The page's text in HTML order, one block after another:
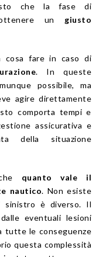
che la fase di
un giusto
cosa fare in caso di
. In queste
possibile, ma
agire direttamente
comporta tempi e
assicurativa e
della situazione
quanto vale il
nautico. Non esiste
sinistro è diverso. Il
eventuali lesioni
tutte le conseguenze
questa complessità